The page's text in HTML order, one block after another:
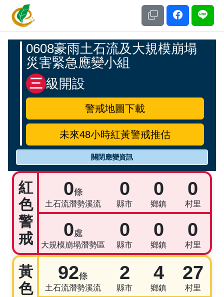
土石流及大規模崩塌防災資訊網
應變開設專區
0608豪雨土石流及大規模崩塌
災害緊急應變小組
三 級開設
警戒地圖下載
未來48小時紅黃警戒推估
關閉應變資訊
警戒統計資訊
紅
色
警
戒
0條
土石流潛勢溪流
0
縣市
0
鄉鎮
0
村里
0處
大規模崩塌潛勢區
0
縣市
0
鄉鎮
0
村里
黃
色
92條
土石流潛勢溪流
2
縣市
4
鄉鎮
27
村里